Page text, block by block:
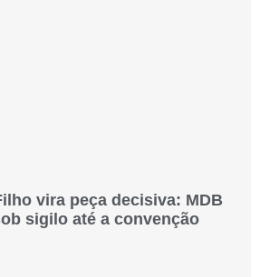
vira peça decisiva: MDB
sigilo até a convenção